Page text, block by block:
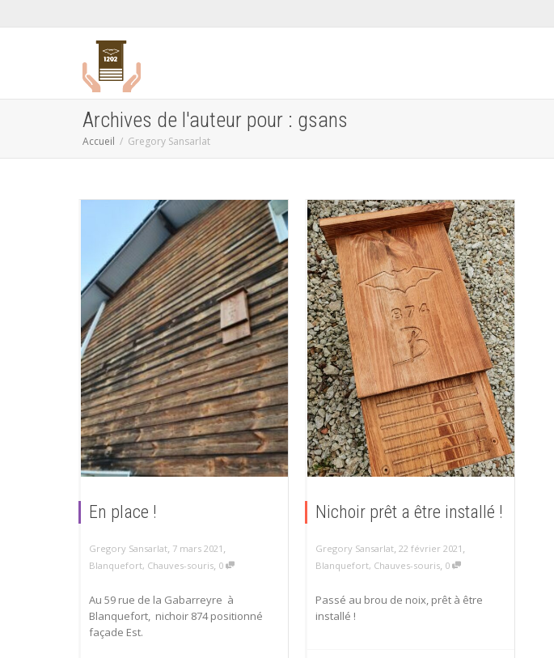
Archives de l'auteur pour : gsans
Accueil Gregory Sansarlat
En place !
Gregory Sansarlat, 7 mars 2021 ,
Blanquefort, Chauves-souris, 0
Au 59 rue de la Gabarreyre à
Blanquefort, nichoir 874 positionné
façade Est.
Nichoir prêt a être installé !
Gregory Sansarlat, 22 février 2021 ,
Blanquefort, Chauves-souris, 0
Passé au brou de noix, prêt à être
installé !